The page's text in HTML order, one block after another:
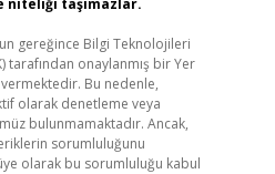
niteliği taşımazlar.
gereğince Bilgi Teknolojileri
tarafından onaylanmış bir Yer
vermektedir. Bu nedenle,
olarak denetleme veya
bulunmamaktadır. Ancak,
sorumluluğunu
olarak bu sorumluluğu kabul